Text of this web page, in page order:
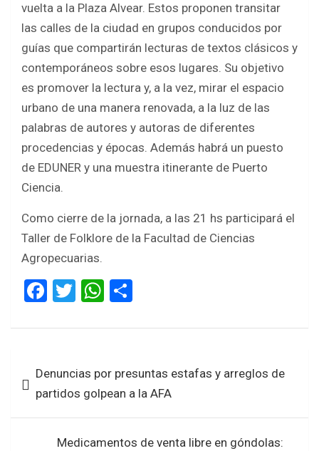
vuelta a la Plaza Alvear. Estos proponen transitar
las calles de la ciudad en grupos conducidos por
guías que compartirán lecturas de textos clásicos y
contemporáneos sobre esos lugares. Su objetivo
es promover la lectura y, a la vez, mirar el espacio
urbano de una manera renovada, a la luz de las
palabras de autores y autoras de diferentes
procedencias y épocas. Además habrá un puesto
de EDUNER y una muestra itinerante de Puerto
Ciencia.
Como cierre de la jornada, a las 21 hs participará el
Taller de Folklore de la Facultad de Ciencias
Agropecuarias.
F
ce
o
o
k
T
tt
W
at
A
p
p
ar
de
entradas
Denuncias por presuntas estafas y arreglos de
partidos golpean a la AFA
Medicamentos de venta libre en góndolas: